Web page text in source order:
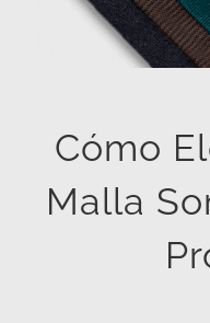
Cómo
Malla